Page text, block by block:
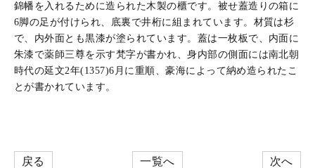
錦幡を入れるために造られた木製の櫃です。被せ蓋造りの箱に
6脚の足が付けられ、底裏で井桁に組まれています。材質は杉
で、内外面とも黒漆が塗られています。蓋は一枚板で、内面に
朱漆で薬師三尊を示す梵字が書かれ、身内部の側面には南北朝
時代の延文2年(1357)6月に重順、豪海によって納め造られたこ
とが書かれています。
戻る 一覧へ 次へ